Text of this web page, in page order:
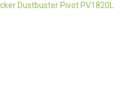
Dustbuster Pivot PV1820L